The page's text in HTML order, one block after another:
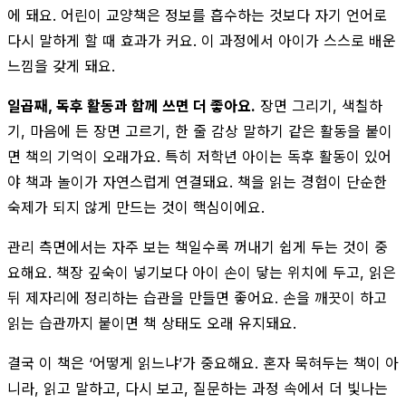
에 돼요. 어린이 교양책은 정보를 흡수하는 것보다 자기 언어로
다시 말하게 할 때 효과가 커요. 이 과정에서 아이가 스스로 배운
느낌을 갖게 돼요.
일곱째, 독후 활동과 함께 쓰면 더 좋아요. 장면 그리기, 색칠하
기, 마음에 든 장면 고르기, 한 줄 감상 말하기 같은 활동을 붙이
면 책의 기억이 오래가요. 특히 저학년 아이는 독후 활동이 있어
야 책과 놀이가 자연스럽게 연결돼요. 책을 읽는 경험이 단순한
숙제가 되지 않게 만드는 것이 핵심이에요.
관리 측면에서는 자주 보는 책일수록 꺼내기 쉽게 두는 것이 중
요해요. 책장 깊숙이 넣기보다 아이 손이 닿는 위치에 두고, 읽은
뒤 제자리에 정리하는 습관을 만들면 좋어요. 손을 깨끗이 하고
읽는 습관까지 붙이면 책 상태도 오래 유지돼요.
결국 이 책은 ‘어떻게 읽느냐’가 중요해요. 혼자 묵혀두는 책이 아
니라, 읽고 말하고, 다시 보고, 질문하는 과정 속에서 더 빛나는